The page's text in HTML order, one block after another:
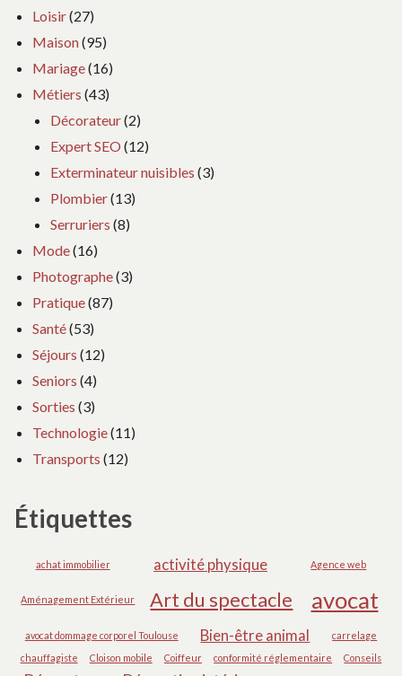
Loisir(27)
Maison(95)
Mariage(16)
Métiers (43)
Décorateur(2)
Expert SEO (12)
Exterminateur nuisibles (3)
Plombier(13)
Serruriers (8)
Mode(16)
Photographe(3)
Pratique(87)
Santé(53)
Séjours (12)
Seniors (4)
Sorties (3)
Technologie(11)
Transports (12)
Étiquettes
achat immobilier activité physique Agence web
Aménagement Extérieur Art du spectacle avocat
avocat dommage corporel Toulouse Bien-être animal
carrelage
chauffagiste
Cloison mobile Coiffeur conformité réglementaire Conseils